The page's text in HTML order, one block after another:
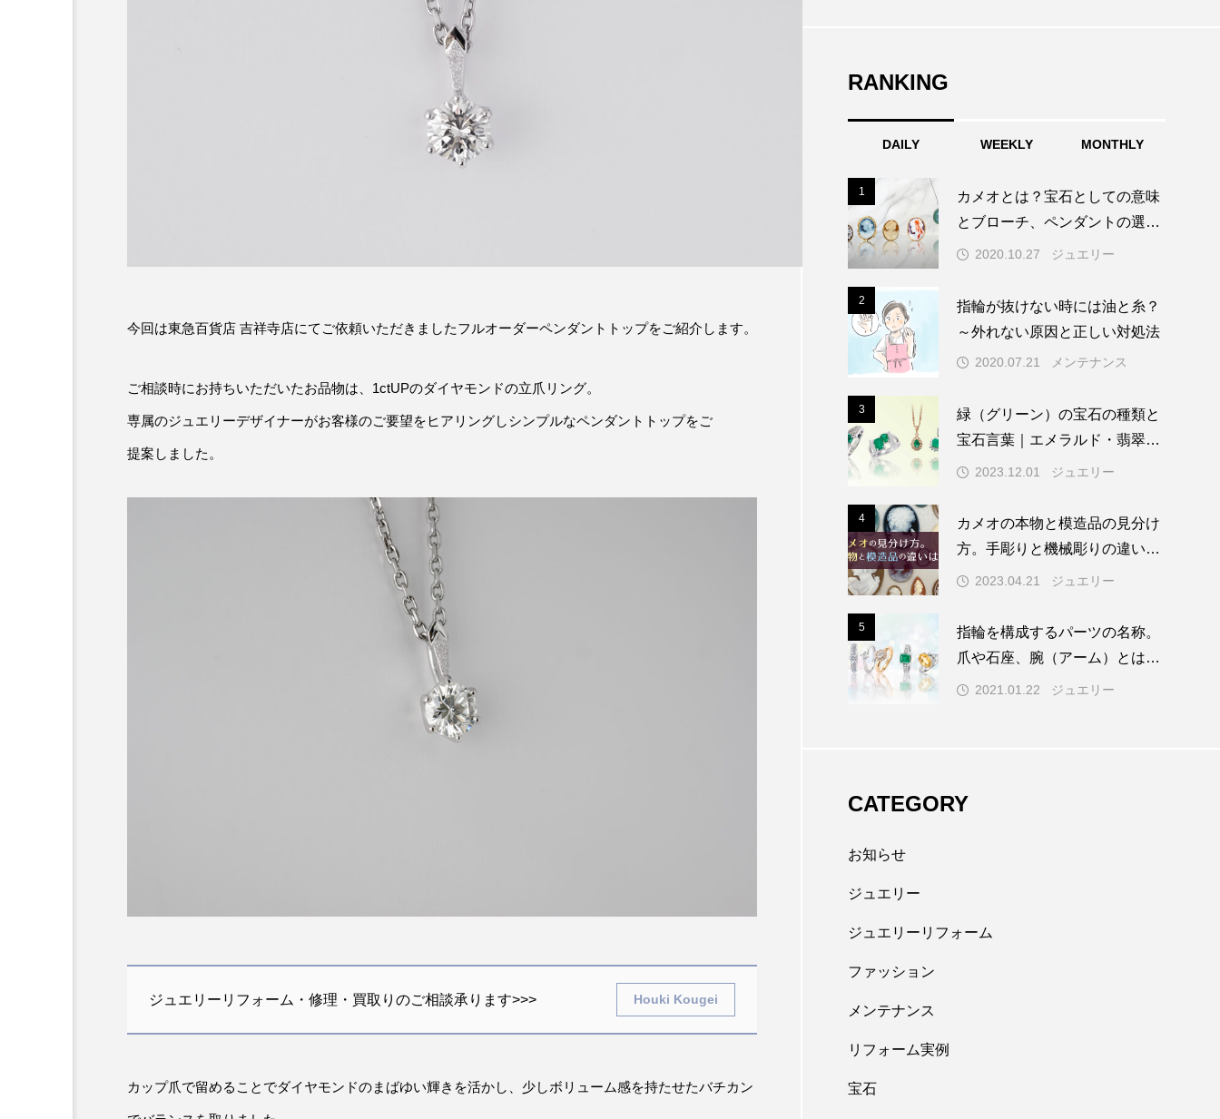
今回は東急百貨店 吉祥寺店にてご依頼いただきましたフルオーダーペンダントトップをご紹介します。
ご相談時にお持ちいただいたお品物は、1ctUPのダイヤモンドの立爪リング。
専属のジュエリーデザイナーがお客様のご要望をヒアリングしシンプルなペンダントトップをご
提案しました。
ジュエリーリフォーム・修理・買取りのご相談承ります>>> Houki Kougei
カップ爪で留めることでダイヤモンドのまばゆい輝きを活かし、少しボリューム感を持たせたバチカン
RANKING
DAILY WEEKLY MONTHLY
1
カメオとは？宝石としての意味
とブローチ、ペンダントの選び
方 2020.10.27 ジュエリー
2
指輪が抜けない時には油と糸？
～外れない原因と正しい対処法
2020.07.21 メンテナンス
3
緑（グリーン）の宝石の種類と
宝石言葉｜エメラルド・翡翠・
ペリドットなど人気の緑色の宝
2023.12.01 ジュエリー
4
カメオの本物と模造品の見分け
方。手彫りと機械彫りの違い
は？2023.04.21 ジュエリー
5
指輪を構成するパーツの名称。
爪や石座、腕（アーム）とは？-
前編2021.01.22 ジュエリー
CATEGORY
お知らせ
ジュエリー
ジュエリーリフォーム
ファッション
メンテナンス
リフォーム実例
宝石